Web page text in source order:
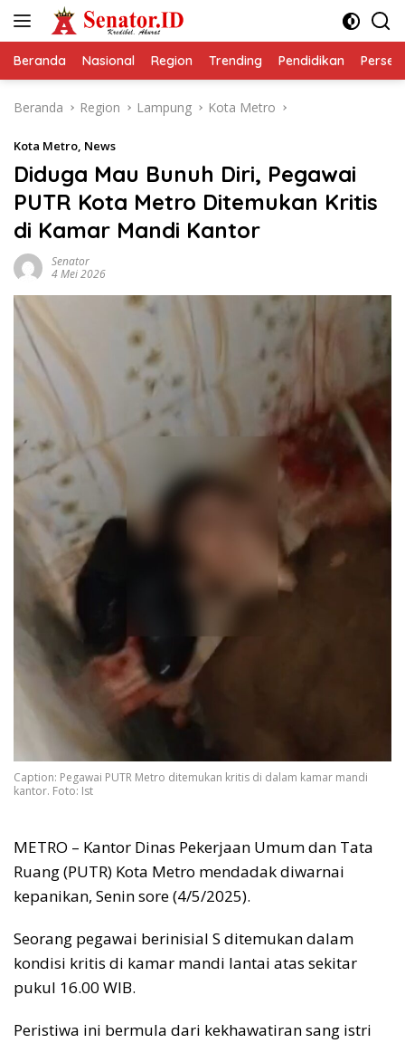
Beranda Nasional Region Trending Pendidikan
Beranda Region Lampung Kota Metro
Kota Metro, News
Diduga Mau Bunuh Diri, Pegawai
PUTR Kota Metro Ditemukan Kritis
di Kamar Mandi Kantor
Senator
4 Mei 2026
Caption: Pegawai PUTR Metro ditemukan kritis di dalam kamar mandi
kantor. Foto: Ist
METRO – Kantor Dinas Pekerjaan Umum dan Tata
Ruang (PUTR) Kota Metro mendadak diwarnai
kepanikan, Senin sore (4/5/2025).
Seorang pegawai berinisial S ditemukan dalam
kondisi kritis di kamar mandi lantai atas sekitar
pukul 16.00 WIB.
Peristiwa ini bermula dari kekhawatiran sang istri